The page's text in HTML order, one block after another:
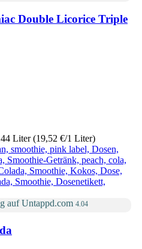
Double Licorice Triple
Liter (19,52 €/1 Liter)
4.04